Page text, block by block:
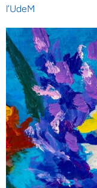
l’UdeM